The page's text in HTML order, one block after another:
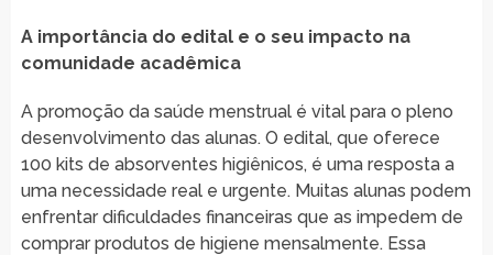
A importância do edital e o seu impacto na
comunidade acadêmica
A promoção da saúde menstrual é vital para o pleno
desenvolvimento das alunas. O edital, que oferece
100 kits de absorventes higiênicos, é uma resposta a
uma necessidade real e urgente. Muitas alunas podem
enfrentar dificuldades financeiras que as impedem de
comprar produtos de higiene mensalmente. Essa